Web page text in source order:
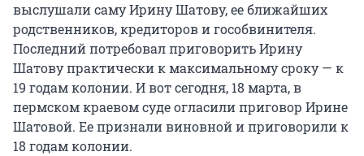
выслушали саму Ирину Шатову, ее ближайших
родственников, кредиторов и гособвинителя.
Последний потребовал приговорить Ирину
Шатову практически к максимальному сроку — к
19 годам колонии. И вот сегодня, 18 марта, в
пермском краевом суде огласили приговор Ирине
Шатовой. Ее признали виновной и приговорили к
18 годам колонии.